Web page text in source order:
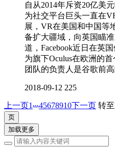
自从2014年斥资20亿美
为社交平台巨头一直在
展，VR在美国和中国等
备扩大疆域，向英国瞄
道，Facebook近日在英
为旗下Oculus在欧洲的
团队的负责人是谷歌前
2018-09-12 225
上一页1...45678910下一页 转
加载更多